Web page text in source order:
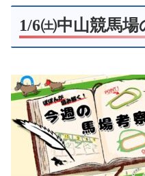
1/6㈯中山競馬場